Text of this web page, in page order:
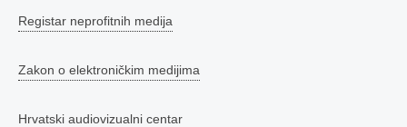
Registar neprofitnih medija
Zakon o elektroničkim medijima
Hrvatski audiovizualni centar